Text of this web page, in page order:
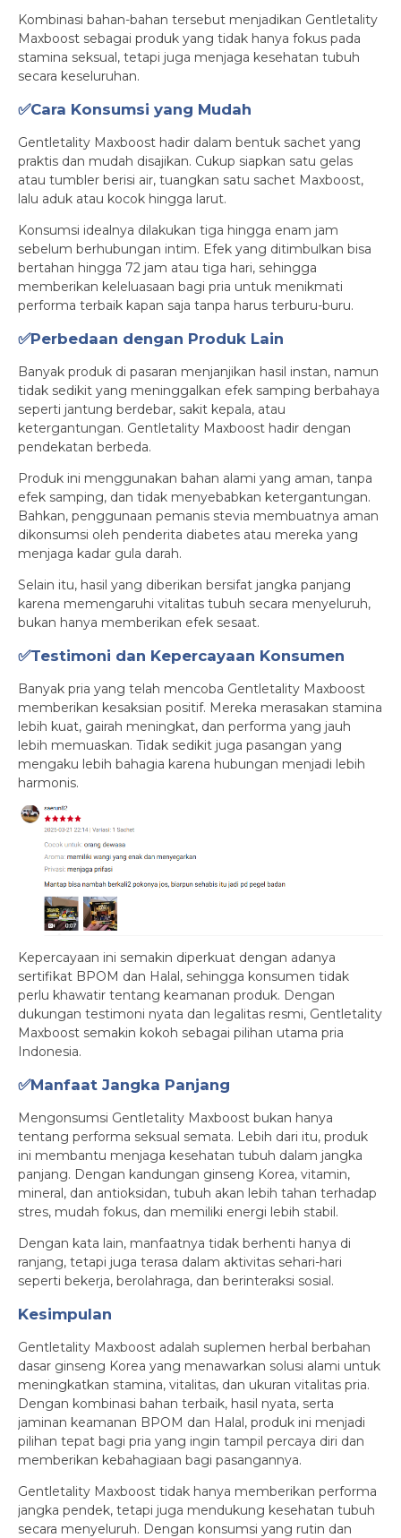
Kombinasi bahan-bahan tersebut menjadikan Gentletality
Maxboost sebagai produk yang tidak hanya fokus pada
stamina seksual, tetapi juga menjaga kesehatan tubuh
secara keseluruhan.
✅Cara Konsumsi yang Mudah
Gentletality Maxboost hadir dalam bentuk sachet yang
praktis dan mudah disajikan. Cukup siapkan satu gelas
atau tumbler berisi air, tuangkan satu sachet Maxboost,
lalu aduk atau kocok hingga larut.
Konsumsi idealnya dilakukan tiga hingga enam jam
sebelum berhubungan intim. Efek yang ditimbulkan bisa
bertahan hingga 72 jam atau tiga hari, sehingga
memberikan keleluasaan bagi pria untuk menikmati
performa terbaik kapan saja tanpa harus terburu-buru.
✅Perbedaan dengan Produk Lain
Banyak produk di pasaran menjanjikan hasil instan, namun
tidak sedikit yang meninggalkan efek samping berbahaya
seperti jantung berdebar, sakit kepala, atau
ketergantungan. Gentletality Maxboost hadir dengan
pendekatan berbeda.
Produk ini menggunakan bahan alami yang aman, tanpa
efek samping, dan tidak menyebabkan ketergantungan.
Bahkan, penggunaan pemanis stevia membuatnya aman
dikonsumsi oleh penderita diabetes atau mereka yang
menjaga kadar gula darah.
Selain itu, hasil yang diberikan bersifat jangka panjang
karena memengaruhi vitalitas tubuh secara menyeluruh,
bukan hanya memberikan efek sesaat.
✅Testimoni dan Kepercayaan Konsumen
Banyak pria yang telah mencoba Gentletality Maxboost
memberikan kesaksian positif. Mereka merasakan stamina
lebih kuat, gairah meningkat, dan performa yang jauh
lebih memuaskan. Tidak sedikit juga pasangan yang
mengaku lebih bahagia karena hubungan menjadi lebih
harmonis.
Kepercayaan ini semakin diperkuat dengan adanya
sertifikat BPOM dan Halal, sehingga konsumen tidak
perlu khawatir tentang keamanan produk. Dengan
dukungan testimoni nyata dan legalitas resmi, Gentletality
Maxboost semakin kokoh sebagai pilihan utama pria
Indonesia.
✅Manfaat Jangka Panjang
Mengonsumsi Gentletality Maxboost bukan hanya
tentang performa seksual semata. Lebih dari itu, produk
ini membantu menjaga kesehatan tubuh dalam jangka
panjang. Dengan kandungan ginseng Korea, vitamin,
mineral, dan antioksidan, tubuh akan lebih tahan terhadap
stres, mudah fokus, dan memiliki energi lebih stabil.
Dengan kata lain, manfaatnya tidak berhenti hanya di
ranjang, tetapi juga terasa dalam aktivitas sehari-hari
seperti bekerja, berolahraga, dan berinteraksi sosial.
Kesimpulan
Gentletality Maxboost adalah suplemen herbal berbahan
dasar ginseng Korea yang menawarkan solusi alami untuk
meningkatkan stamina, vitalitas, dan ukuran vitalitas pria.
Dengan kombinasi bahan terbaik, hasil nyata, serta
jaminan keamanan BPOM dan Halal, produk ini menjadi
pilihan tepat bagi pria yang ingin tampil percaya diri dan
memberikan kebahagiaan bagi pasangannya.
Gentletality Maxboost tidak hanya memberikan performa
jangka pendek, tetapi juga mendukung kesehatan tubuh
secara menyeluruh. Dengan konsumsi yang rutin dan